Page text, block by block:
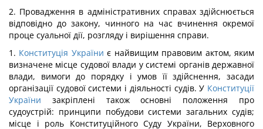
2. Провадження в адміністративних справах здійснюється
відповідно до закону, чинного на час вчинення окремої
проце суальної дії, розгляду і вирішення справи.
1. Конституція України є найвищим правовим актом, яким
визначене місце судової влади у системі органів державної
влади, вимоги до порядку і умов її здійснення, засади
організації судової системи і діяльності судів. У Конституції
України закріплені також основні положення про
судоустрій: принципи побудови системи загальних судів;
місце і роль Конституційного Суду України, Верховного